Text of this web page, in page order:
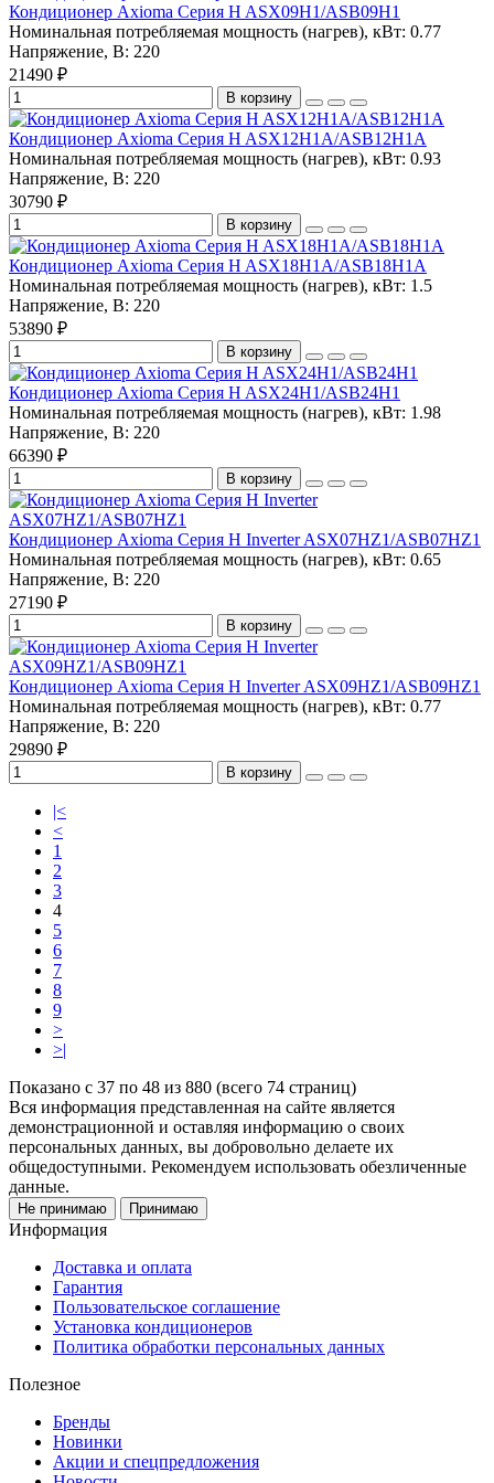
Кондиционер Axioma Серия H ASX09H1/ASB09H1
Номинальная потребляемая мощность (нагрев), кВт: 0.77
Напряжение, В: 220
21490 ₽
В корзину
Кондиционер Axioma Серия H ASX12H1A/ASB12H1A
Номинальная потребляемая мощность (нагрев), кВт: 0.93
Напряжение, В: 220
30790 ₽
В корзину
Кондиционер Axioma Серия H ASX18H1A/ASB18H1A
Номинальная потребляемая мощность (нагрев), кВт: 1.5
Напряжение, В: 220
53890 ₽
В корзину
Кондиционер Axioma Серия H ASX24H1/ASB24H1
Номинальная потребляемая мощность (нагрев), кВт: 1.98
Напряжение, В: 220
66390 ₽
В корзину
Кондиционер Axioma Серия H Inverter ASX07HZ1/ASB07HZ1
Номинальная потребляемая мощность (нагрев), кВт: 0.65
Напряжение, В: 220
27190 ₽
В корзину
Кондиционер Axioma Серия H Inverter ASX09HZ1/ASB09HZ1
Номинальная потребляемая мощность (нагрев), кВт: 0.77
Напряжение, В: 220
29890 ₽
В корзину
|<
<
1
2
3
4
5
6
7
8
9
>
>|
Показано с 37 по 48 из 880 (всего 74 страниц)
Вся информация представленная на сайте является
демонстрационной и оставляя информацию о своих
персональных данных, вы добровольно делаете их
общедоступными. Рекомендуем использовать обезличенные
данные.
Не принимаю Принимаю
Информация
Доставка и оплата
Гарантия
Пользовательское соглашение
Установка кондиционеров
Политика обработки персональных данных
Полезное
Бренды
Новинки
Акции и спецпредложения